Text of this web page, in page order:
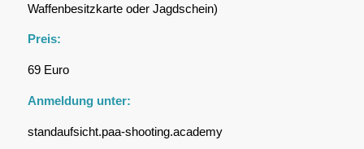
Waffenbesitzkarte oder Jagdschein)
Preis:
69 Euro
Anmeldung unter:
standaufsicht.paa-shooting.academy